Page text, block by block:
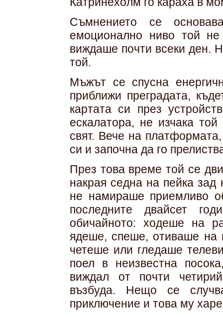
Съмнението се
емоционално ниво той
виждаше почти всеки ден.
той.
Мъжът се спусна
приближи преградата,
картата си през
ескалатора, не изчака
свят. Вече на
си и започна да го
През това време той се
накрая седна на пейка
не намираше приемливо
последните двайсет
обичайното: ходеше на
ядеше, спеше, отиваше на
четеше или гледаше
поел в неизвестна
виждал от почти
възбуда. Нещо се
приключение и това му